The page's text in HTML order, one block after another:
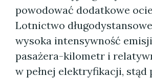
powodować dodatkowe
Lotnictwo
wysoka intensywność
pasażera-kilometr i
w pełnej elektryfikacji, stąd